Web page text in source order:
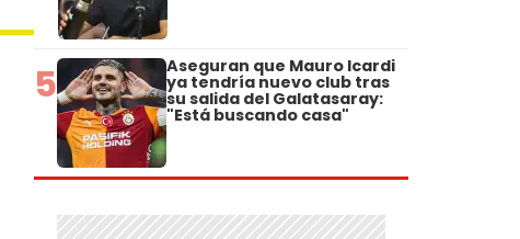
5 Aseguran que Mauro Icardi
ya tendría nuevo club tras
su salida del Galatasaray:
"Está buscando casa"